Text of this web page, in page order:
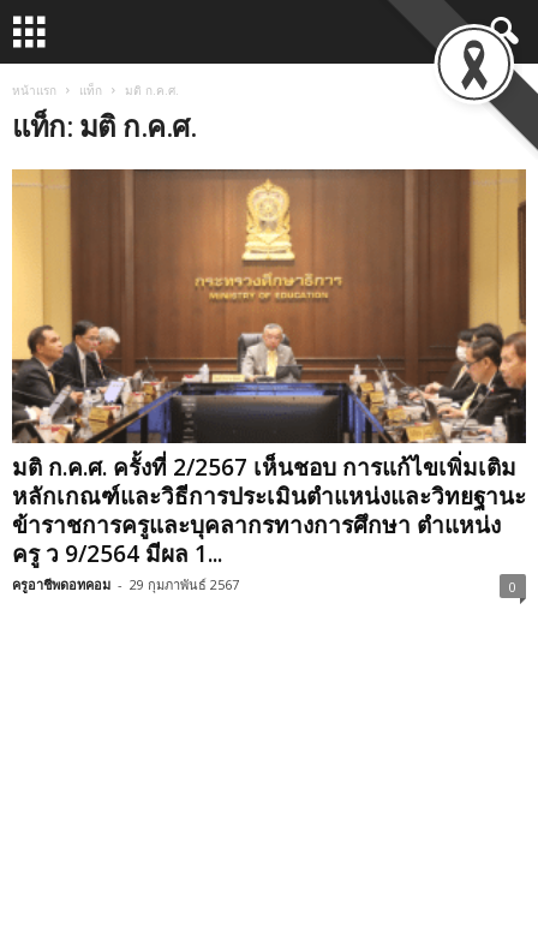
หน้าแรก แท็ก มติ ก.ค.ศ.
แท็ก: มติ ก.ค.ศ.
มติ ก.ค.ศ. ครั้งที่ 2/2567 เห็นชอบ การแก้ไขเพิ่มเติม
หลักเกณฑ์และวิธีการประเมินตำแหน่งและวิทยฐานะ
ข้าราชการครูและบุคลากรทางการศึกษา ตำแหน่ง
ครู ว 9/2564 มีผล 1...
ครูอาชีพดอทคอม - 29 กุมภาพันธ์ 2567 0